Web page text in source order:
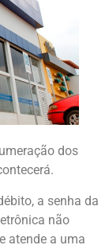
dos
a senha da
não
atende a uma